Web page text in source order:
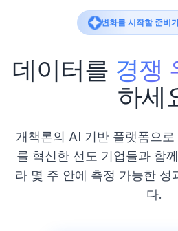
변화를 시작할 준비
데이터를 경쟁
하세
개책론의 AI 기반 플랫폼으
를 혁신한 선도 기업들과 함
라 몇 주 안에 측정 가능한 성
다.